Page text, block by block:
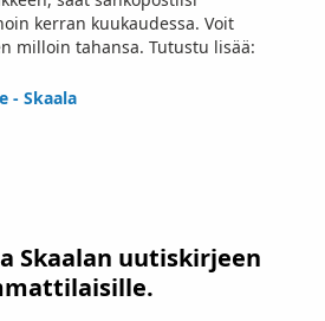
kerran kuukaudessa. Voit
milloin tahansa. Tutustu lisää:
- Skaala
Skaalan uutiskirjeen